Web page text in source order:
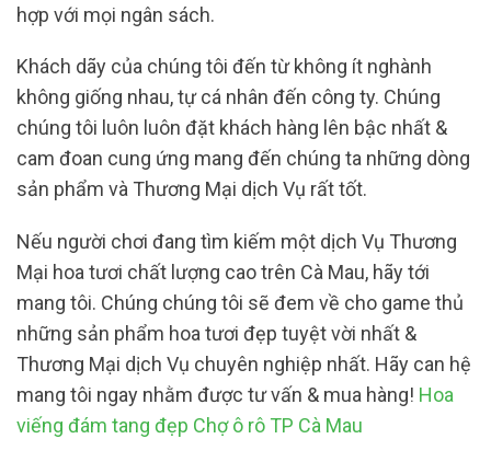
hợp với mọi ngân sách.
Khách dãy của chúng tôi đến từ không ít nghành
không giống nhau, tự cá nhân đến công ty. Chúng
chúng tôi luôn luôn đặt khách hàng lên bậc nhất &
cam đoan cung ứng mang đến chúng ta những dòng
sản phẩm và Thương Mại dịch Vụ rất tốt.
Nếu người chơi đang tìm kiếm một dịch Vụ Thương
Mại hoa tươi chất lượng cao trên Cà Mau, hãy tới
mang tôi. Chúng chúng tôi sẽ đem về cho game thủ
những sản phẩm hoa tươi đẹp tuyệt vời nhất &
Thương Mại dịch Vụ chuyên nghiệp nhất. Hãy can hệ
mang tôi ngay nhằm được tư vấn & mua hàng! Hoa
viếng đám tang đẹp Chợ ô rô TP Cà Mau